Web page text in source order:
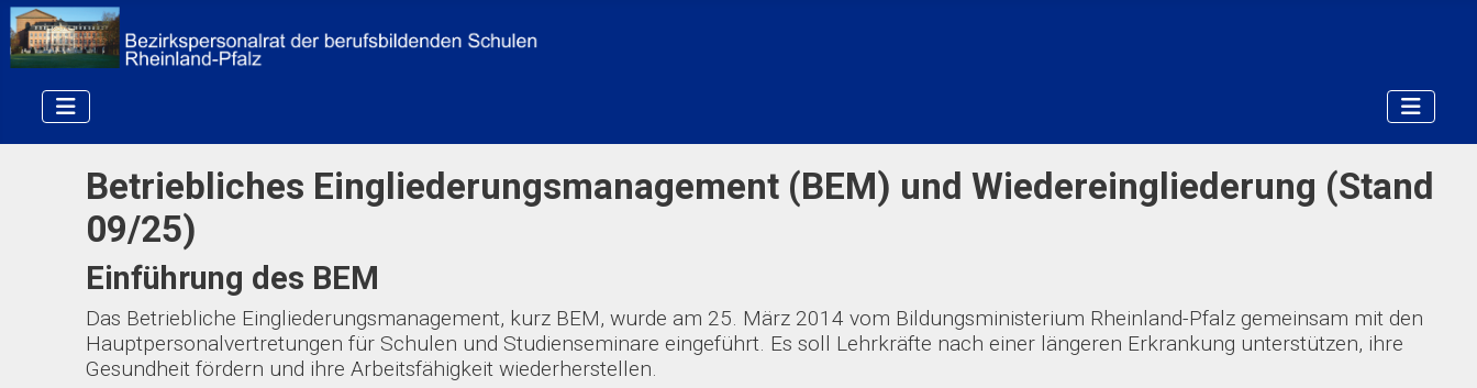
Betriebliches Eingliederungsmanagement (BEM) und Wiedereingliederung (Stand
09/25)
Einführung des BEM
Das Betriebliche Eingliederungsmanagement, kurz BEM, wurde am 25. März 2014 vom Bildungsministerium Rheinland-Pfalz gemeinsam mit den
Hauptpersonalvertretungen für Schulen und Studienseminare eingeführt. Es soll Lehrkräfte nach einer längeren Erkrankung unterstützen, ihre
Gesundheit fördern und ihre Arbeitsfähigkeit wiederherstellen.